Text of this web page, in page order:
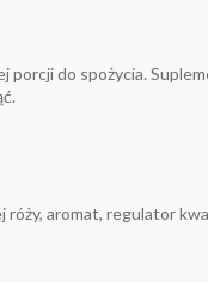
porcji do spożycia.
róży, aromat, regulator